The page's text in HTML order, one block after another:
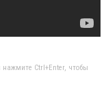
Ctrl+Enter, чтобы